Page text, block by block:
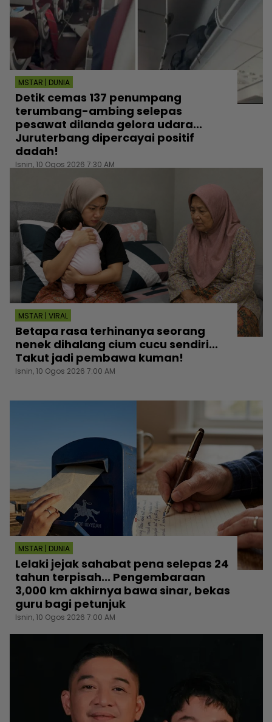
MSTAR | DUNIA
Detik cemas 137 penumpang
terumbang-ambing selepas
pesawat dilanda gelora udara...
Juruterbang dipercayai positif
dadah!
Isnin, 10 Ogos 2026 7:30 AM
MSTAR | VIRAL
Betapa rasa terhinanya seorang
nenek dihalang cium cucu sendiri...
Takut jadi pembawa kuman!
Isnin, 10 Ogos 2026 7:00 AM
MSTAR | DUNIA
Lelaki jejak sahabat pena selepas 24
tahun terpisah... Pengembaraan
3,000 km akhirnya bawa sinar, bekas
guru bagi petunjuk
Isnin, 10 Ogos 2026 7:00 AM